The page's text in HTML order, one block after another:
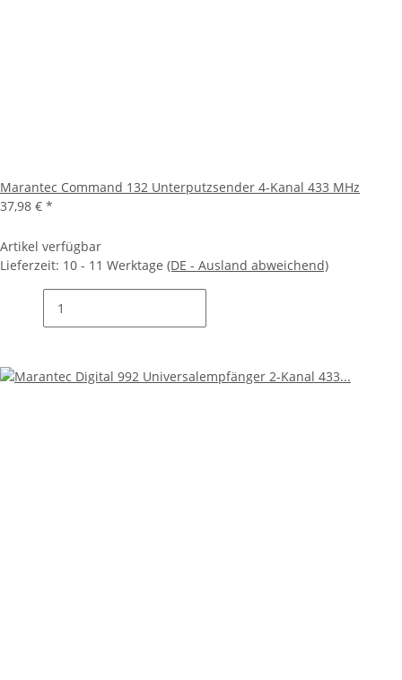
Marantec Command 132 Unterputzsender 4-Kanal 433 MHz
37,98 € *
Artikel verfügbar
Lieferzeit: 10 - 11 Werktage (DE - Ausland abweichend)